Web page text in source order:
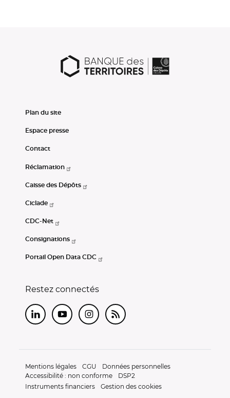
Plan du site
Espace presse
Contact
Réclamation
Caisse des Dépôts
Ciclade
CDC-Net
Consignations
Portail Open Data CDC
Restez connectés
LinkedInYoutubeInstagram
RSS
Mentions légales CGU
Données personnelles
Accessibilité : non conforme
DSP2
Instruments financiers
Gestion des cookies